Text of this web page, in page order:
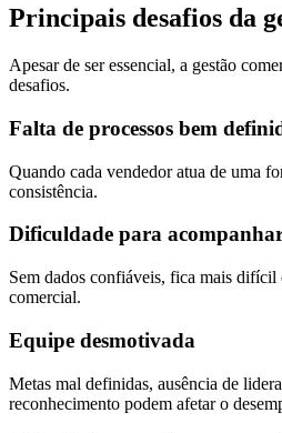
Principais desafios da
Apesar de ser essencial, a gestão
desafios.
Falta de processos bem
Quando cada vendedor atua de uma
consistência.
Dificuldade para
Sem dados confiáveis, fica mais difícil
comercial.
Equipe desmotivada
Metas mal definidas, ausência de
reconhecimento podem afetar o